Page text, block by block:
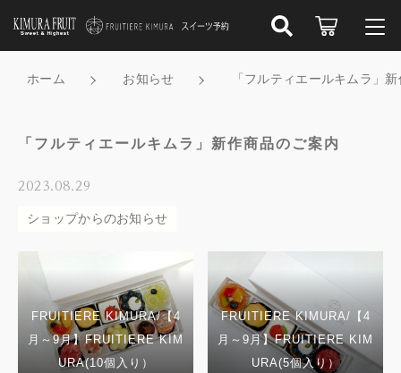
ホーム お知らせ 「フルティエールキムラ」
「フルティエールキムラ」新作商品のご案内
2023.08.29
ショップからのお知らせ
FRUITIERE KIMURA/【4
月～9月】FRUITIERE KIM
URA(10個入り）
FRUITIERE KIMURA/【4
月～9月】FRUITIERE KIM
URA(5個入り）
ログイン / 会員登録
お気に入り
新着商品から探す
セール商品から探す
キムラフルーツ／フルティエールキムラについて
スイーツの種類から選ぶ
フルーツの種類から選ぶ
食べるシーンから選ぶ
こだわり検索
価格帯
その他
在庫あり